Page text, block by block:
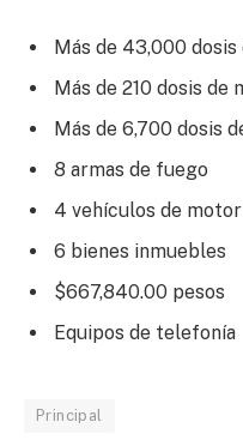
Más de 43,000
Más de 210 dosis de
Más de 6,700 dosis
8 armas de fuego
4 vehículos de
6 bienes inmuebles
$667,840.00 pesos
Equipos de telefonía
Principal